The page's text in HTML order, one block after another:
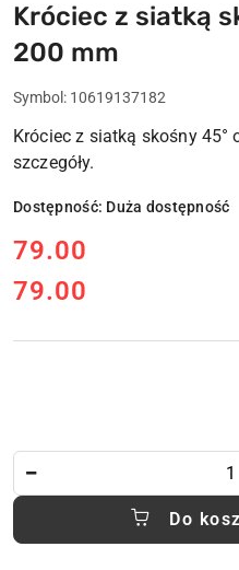
Króciec z siatką
200 mm
Symbol: 10619137182
Króciec z siatką skośny 45°
szczegóły.
Dostępność: Duża dostępność
cena:
79.00
Cena:
79.00
Do